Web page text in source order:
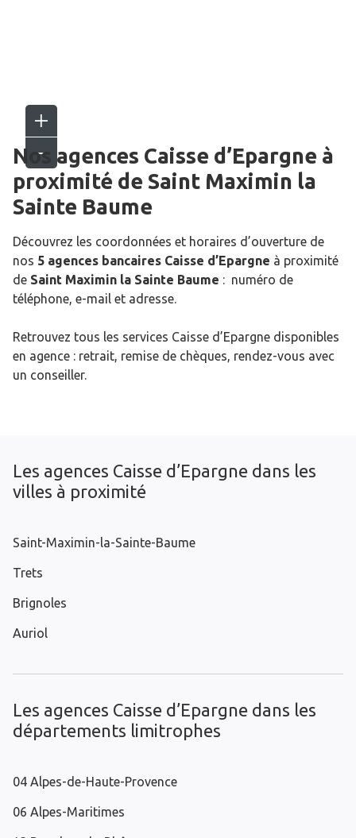
Nos agences Caisse d’Epargne à
proximité de Saint Maximin la
Sainte Baume
Découvrez les coordonnées et horaires d’ouverture de
nos 5 agences bancaires Caisse d’Epargne à proximité
de Saint Maximin la Sainte Baume : numéro de
téléphone, e-mail et adresse.
Retrouvez tous les services Caisse d’Epargne disponibles
en agence : retrait, remise de chèques, rendez-vous avec
un conseiller.
Les agences Caisse d’Epargne dans les
villes à proximité
Saint-Maximin-la-Sainte-Baume
Trets
Brignoles
Auriol
Les agences Caisse d’Epargne dans les
départements limitrophes
04 Alpes-de-Haute-Provence
06 Alpes-Maritimes